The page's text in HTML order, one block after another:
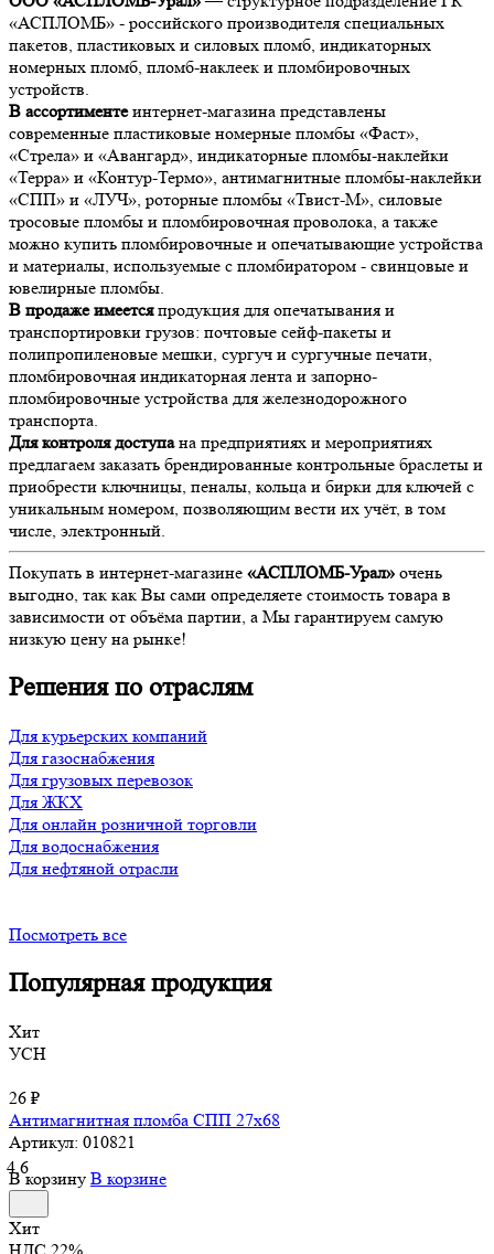
«АСПЛОМБ» - российского производителя специальных
пакетов, пластиковых и силовых пломб, индикаторных
номерных пломб, пломб-наклеек и пломбировочных
устройств.
В ассортиментеинтернет-магазина представлены
современные пластиковые номерные пломбы «Фаст»,
«Стрела» и «Авангард», индикаторные пломбы-наклейки
«Терра» и «Контур-Термо», антимагнитные пломбы-наклейки
«СПП» и «ЛУЧ», роторные пломбы «Твист-М», силовые
тросовые пломбы и пломбировочная проволока, а также
можно купить пломбировочные и опечатывающие устройства
и материалы, используемые с пломбиратором - свинцовые и
ювелирные пломбы.
В продаже имеетсяпродукция для опечатывания и
транспортировки грузов: почтовые сейф-пакеты и
полипропиленовые мешки, сургуч и сургучные печати,
пломбировочная индикаторная лента и запорно-
пломбировочные устройства для железнодорожного
транспорта.
Для контроля доступана предприятиях и мероприятиях
предлагаем заказать брендированные контрольные браслеты и
приобрести ключницы, пеналы, кольца и бирки для ключей с
уникальным номером, позволяющим вести их учёт, в том
числе, электронный.
Покупать в интернет-магазине «АСПЛОМБ-Урал» очень
выгодно, так как Вы сами определяете стоимость товара в
зависимости от объёма партии, а Мы гарантируем самую
низкую цену на рынке!
Решения по отраслям
Для курьерских компаний
Для газоснабжения
Для грузовых перевозок
Для ЖКХ
Для онлайн розничной торговли
Для водоснабжения
Для нефтяной отрасли
Посмотреть все
Популярная продукция
Хит
УСН
26 ₽
Антимагнитная пломба СПП 27х68
Артикул: 010821
4.6
В корзину В корзине
Хит